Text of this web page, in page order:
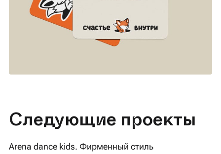
Следующие проекты
Arena dance kids. Фирменный стиль